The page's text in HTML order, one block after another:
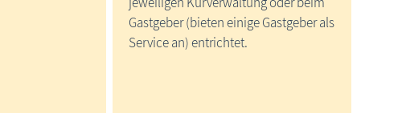
Gastgeber (bieten einige Gastgeber als
Service an) entrichtet.